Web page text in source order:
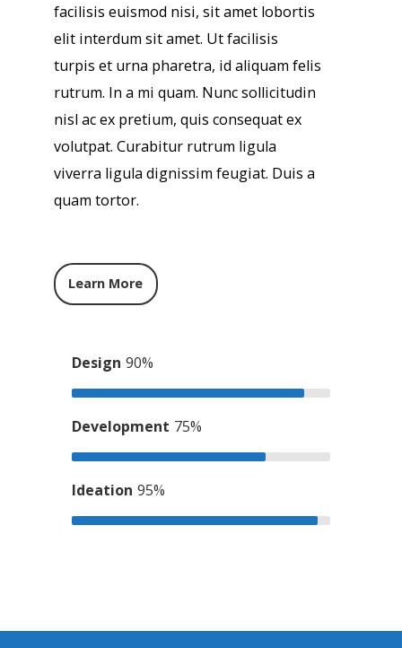
facilisis euismod nisi, sit amet lobortis
elit interdum sit amet. Ut facilisis
turpis et urna pharetra, id aliquam felis
rutrum. In a mi quam. Nunc sollicitudin
nisl ac ex pretium, quis consequat ex
volutpat. Curabitur rutrum ligula
viverra ligula dignissim feugiat. Duis a
quam tortor.
Learn More
Design 90%
Development 75%
Ideation 95%